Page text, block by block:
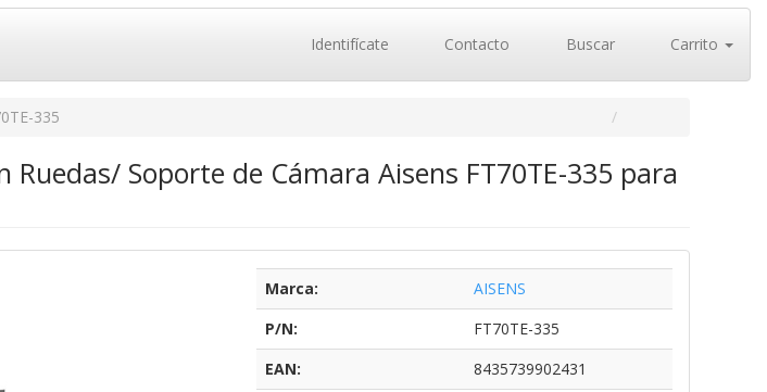
Identifícate Contacto Buscar Carrito
335
Ruedas/ Soporte de Cámara Aisens FT70TE-335 para
Marca:
AISENS
P/N:
FT70TE-335
EAN:
8435739902431